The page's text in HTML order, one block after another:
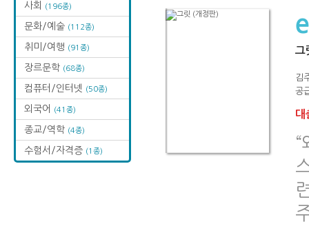
사회 (196종)
문화/예술 (112종)
취미/여행 (91종)
장르문학 (68종)
컴퓨터/인터넷 (50종)
외국어 (41종)
종교/역학 (4종)
수험서/자격증 (1종)
그
김
공
대